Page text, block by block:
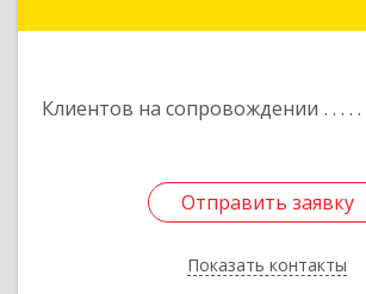
Клиентов на сопровождении
Отправить заявку
Показать контакты
Отправить заявку
Назад